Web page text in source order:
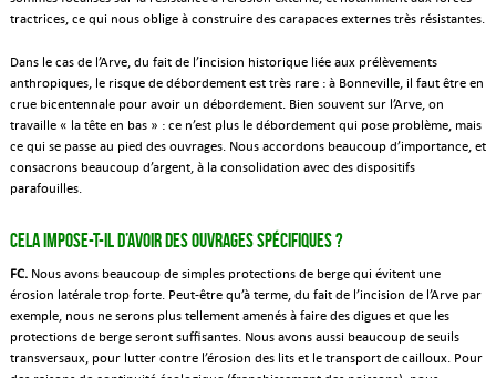
tractrices, ce qui nous oblige à construire des carapaces externes très résistantes.
Dans le cas de l’Arve, du fait de l’incision historique liée aux prélèvements
anthropiques, le risque de débordement est très rare : à Bonneville, il faut être en
crue bicentennale pour avoir un débordement. Bien souvent sur l’Arve, on
travaille « la tête en bas » : ce n’est plus le débordement qui pose problème, mais
ce qui se passe au pied des ouvrages. Nous accordons beaucoup d’importance, et
consacrons beaucoup d’argent, à la consolidation avec des dispositifs
parafouilles.
Cela impose-t-il d’avoir des ouvrages spécifiques ?
FC.Nous avons beaucoup de simples protections de berge qui évitent une
érosion latérale trop forte. Peut-être qu’à terme, du fait de l’incision de l’Arve par
exemple, nous ne serons plus tellement amenés à faire des digues et que les
protections de berge seront suffisantes. Nous avons aussi beaucoup de seuils
transversaux, pour lutter contre l’érosion des lits et le transport de cailloux. Pour